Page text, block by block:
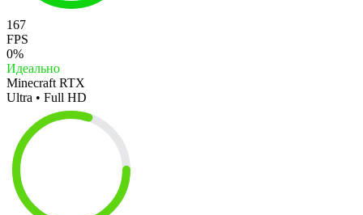
167
FPS
0%
Идеально
Minecraft RTX
Ultra • Full HD